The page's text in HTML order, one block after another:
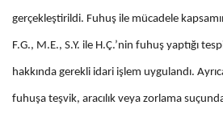
gerçekleştirildi. Fuhuş ile mücadele
F.G., M.E., S.Y. ile H.Ç.’nin fuhuş yaptığı
hakkında gerekli idari işlem uygulandı.
fuhuşa teşvik, aracılık veya zorlama